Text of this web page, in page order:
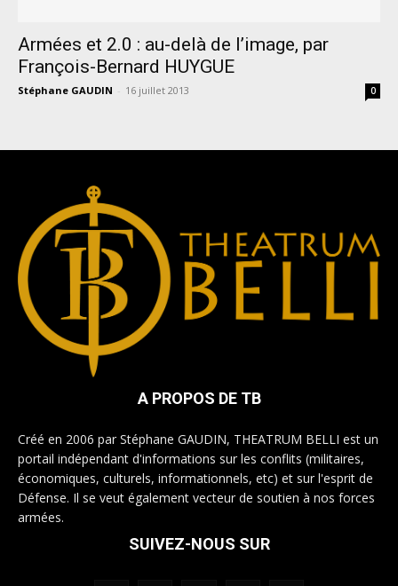
Armées et 2.0 : au-delà de l’image, par
François-Bernard HUYGUE
Stéphane GAUDIN - 16 juillet 2013 0
A PROPOS DE TB
Créé en 2006 par Stéphane GAUDIN, THEATRUM BELLI est un
portail indépendant d'informations sur les conflits (militaires,
économiques, culturels, informationnels, etc) et sur l'esprit de
Défense. Il se veut également vecteur de soutien à nos forces
armées.
SUIVEZ-NOUS SUR